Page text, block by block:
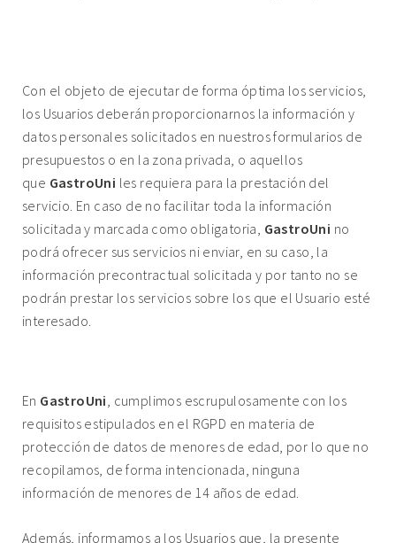
Con el objeto de ejecutar de forma óptima los servicios,
los Usuarios deberán proporcionarnos la información y
datos personales solicitados en nuestros formularios de
presupuestos o en la zona privada, o aquellos
que GastroUni les requiera para la prestación del
servicio. En caso de no facilitar toda la información
solicitada y marcada como obligatoria, GastroUni no
podrá ofrecer sus servicios ni enviar, en su caso, la
información precontractual solicitada y por tanto no se
podrán prestar los servicios sobre los que el Usuario esté
interesado.
En GastroUni, cumplimos escrupulosamente con los
requisitos estipulados en el RGPD en materia de
protección de datos de menores de edad, por lo que no
recopilamos, de forma intencionada, ninguna
información de menores de 14 años de edad.
Además, informamos a los Usuarios que, la presente